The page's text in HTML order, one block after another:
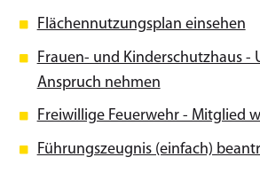
Flächennutzungsplan einsehen
Frauen- und Kinderschutzhaus -
Anspruch nehmen
Freiwillige Feuerwehr - Mitglied
Führungszeugnis (einfach)